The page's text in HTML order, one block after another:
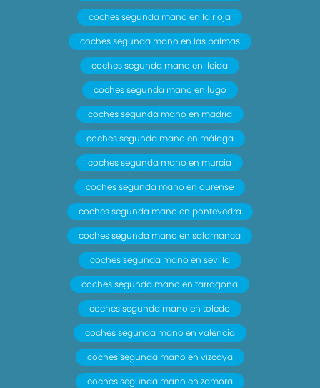
coches segunda mano en la rioja
coches segunda mano en las palmas
coches segunda mano en lleida
coches segunda mano en lugo
coches segunda mano en madrid
coches segunda mano en málaga
coches segunda mano en murcia
coches segunda mano en ourense
coches segunda mano en pontevedra
coches segunda mano en salamanca
coches segunda mano en sevilla
coches segunda mano en tarragona
coches segunda mano en toledo
coches segunda mano en valencia
coches segunda mano en vizcaya
coches segunda mano en zamora